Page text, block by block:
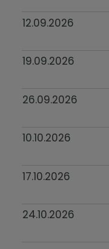
12.09.2026
19.09.2026
26.09.2026
10.10.2026
17.10.2026
24.10.2026